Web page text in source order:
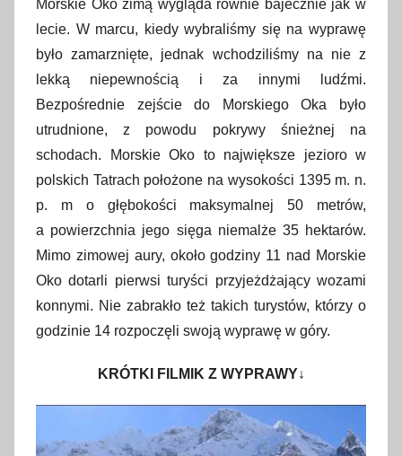
Morskie Oko zimą wygląda równie bajecznie jak w
lecie. W marcu, kiedy wybraliśmy się na wyprawę
było zamarznięte, jednak wchodziliśmy na nie z
lekką niepewnością i za innymi ludźmi.
Bezpośrednie zejście do Morskiego Oka było
utrudnione, z powodu pokrywy śnieżnej na
schodach. Morskie Oko to największe jezioro w
polskich Tatrach położone na wysokości 1395 m. n.
p. m o głębokości maksymalnej 50 metrów,
a powierzchnia jego sięga niemalże 35 hektarów.
Mimo zimowej aury, około godziny 11 nad Morskie
Oko dotarli pierwsi turyści przyjeżdżający wozami
konnymi. Nie zabrakło też takich turystów, którzy o
godzinie 14 rozpoczęli swoją wyprawę w góry.
KRÓTKI FILMIK Z WYPRAWY↓